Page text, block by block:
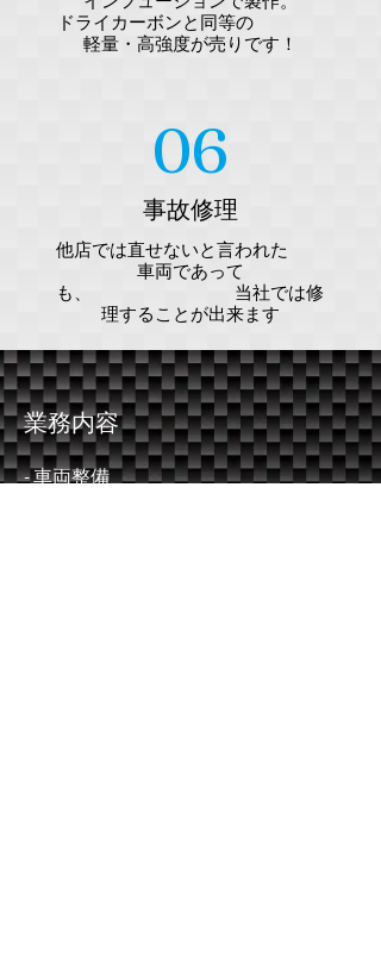
ドライカーボンと同等の
軽量・高強度が売りです！​
06
事故修理
他店では直せないと言われた
車両であって
も、 当社では修
理することが出来ます
業務内容
- 車両整備